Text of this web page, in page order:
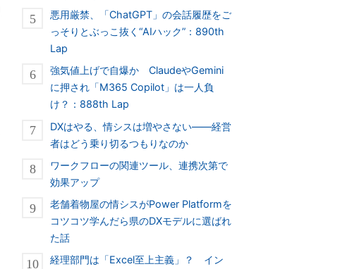
悪用厳禁、「ChatGPT」の会話履歴をご
っそりとぶっこ抜く“AIハック”：890th
Lap
強気値上げで自爆か ClaudeやGemini
に押され「M365 Copilot」は一人負
け？：888th Lap
DXはやる、情シスは増やさない――経営
者はどう乗り切るつもりなのか
ワークフローの関連ツール、連携次第で
効果アップ
老舗着物屋の情シスがPower Platformを
コツコツ学んだら県のDXモデルに選ばれ
た話
経理部門は「Excel至上主義」？ イン